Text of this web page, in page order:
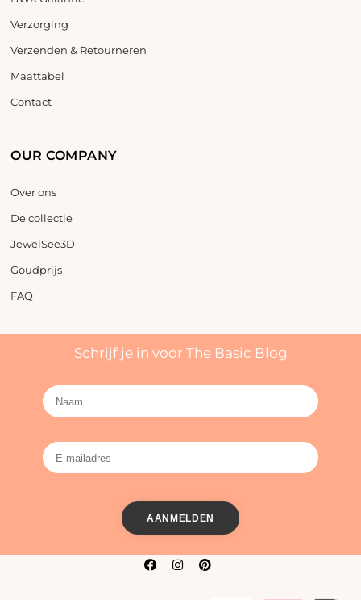
Verzorging
Verzenden & Retourneren
Maattabel
Contact
OUR COMPANY
Over ons
De collectie
JewelSee3D
Goudprijs
FAQ
Schrijf je in voor The Basic Blog